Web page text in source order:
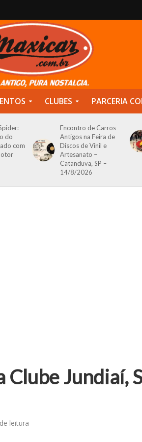
CLUBES PARCERIA
do
com
Encontro de Carros
Antigos na Feira de
Discos de Vinil e
Artesanato –
Catanduva, SP –
14/8/2026
Clube Jundiaí,
leitura